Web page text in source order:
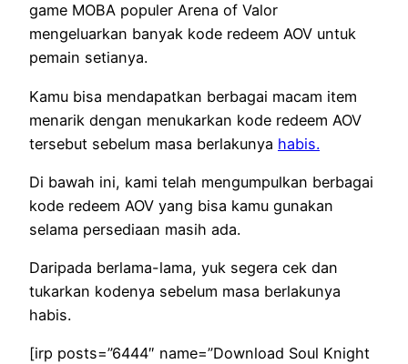
game MOBA populer Arena of Valor
mengeluarkan banyak kode redeem AOV untuk
pemain setianya.
Kamu bisa mendapatkan berbagai macam item
menarik dengan menukarkan kode redeem AOV
tersebut sebelum masa berlakunya habis.
Di bawah ini, kami telah mengumpulkan berbagai
kode redeem AOV yang bisa kamu gunakan
selama persediaan masih ada.
Daripada berlama-lama, yuk segera cek dan
tukarkan kodenya sebelum masa berlakunya
habis.
[irp posts=”6444″ name=”Download Soul Knight